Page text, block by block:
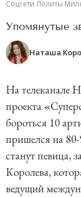
Соцсети Лолиты
Упомянутые
Наташа
На телеканале
проекта
бороться 10
пришелся на
станут певица,
Королева,
ведущий